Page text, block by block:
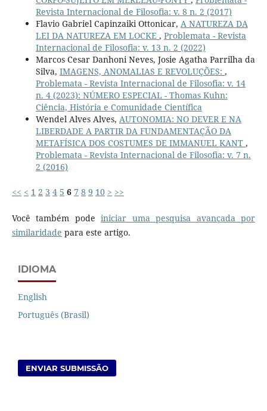
Revista Internacional de Filosofia: v. 8 n. 2 (2017)
Flavio Gabriel Capinzaiki Ottonicar, A NATUREZA DA
LEI DA NATUREZA EM LOCKE , Problemata - Revista
Internacional de Filosofia: v. 13 n. 2 (2022)
Marcos Cesar Danhoni Neves, Josie Agatha Parrilha da
Silva, IMAGENS, ANOMALIAS E REVOLUÇÕES: ,
Problemata - Revista Internacional de Filosofia: v. 14
n. 4 (2023): NÚMERO ESPECIAL - Thomas Kuhn:
Ciência, História e Comunidade Científica
Wendel Alves Alves, AUTONOMIA: NO DEVER E NA
LIBERDADE A PARTIR DA FUNDAMENTAÇÃO DA
METAFÍSICA DOS COSTUMES DE IMMANUEL KANT ,
Problemata - Revista Internacional de Filosofia: v. 7 n.
2 (2016)
<< < 1 2 3 4 5 6 7 8 9 10 > >>
Você também podeiniciar uma pesquisa avançada por
similaridade para este artigo.
IDIOMA
English
Português (Brasil)
ENVIAR SUBMISSÃO